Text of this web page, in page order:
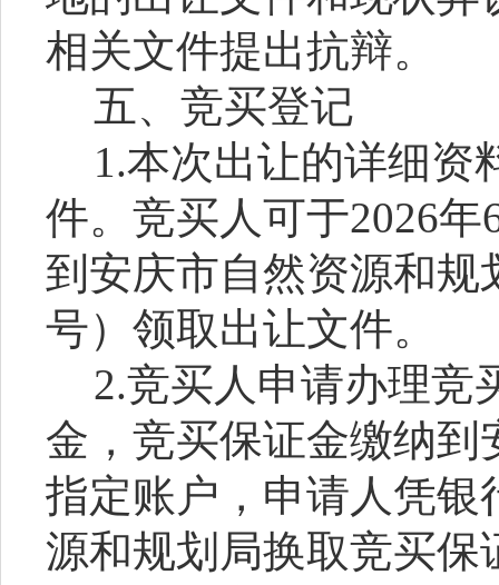
相关文件提出抗辩。
五、竞买登记
1.本次出让的详细资
件。竞买人可于2026年
到安庆市自然资源和规
号）领取出让文件。
2.竞买人申请办理竞
金，竞买保证金缴纳到
指定账户，申请人凭银
源和规划 局换取竞买保